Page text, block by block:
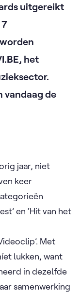
uitgereikt
worden
het
vandaag de
jaar, niet
keer
en ‘Hit van het
Met
lukken, want
in dezelfde
samenwerking